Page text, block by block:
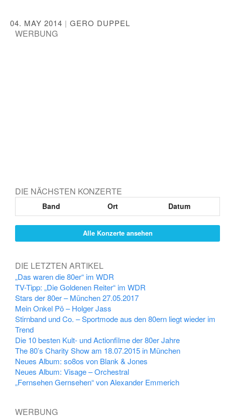
04. MAY 2014 | GERO DUPPEL
WERBUNG
DIE NÄCHSTEN KONZERTE
Band Ort Datum
Alle Konzerte ansehen
DIE LETZTEN ARTIKEL
„Das waren die 80er“ im WDR
TV-Tipp: „Die Goldenen Reiter“ im WDR
Stars der 80er – München 27.05.2017
Mein Onkel Pö – Holger Jass
Stirnband und Co. – Sportmode aus den 80ern liegt wieder im
Trend
Die 10 besten Kult- und Actionfilme der 80er Jahre
The 80’s Charity Show am 18.07.2015 in München
Neues Album: so8os von Blank & Jones
Neues Album: Visage – Orchestral
„Fernsehen Gernsehen“ von Alexander Emmerich
WERBUNG